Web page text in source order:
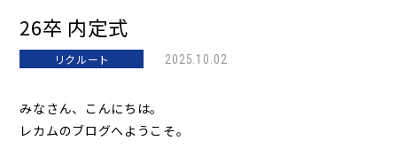
26卒 内定式
リクルート 2025.10.02
みなさん、こんにちは。
レカムのブログへようこそ。